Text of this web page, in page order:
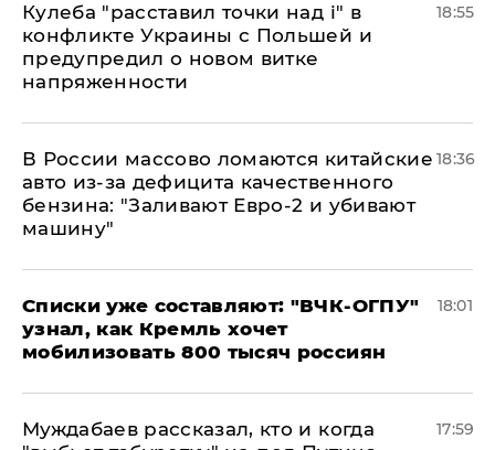
Кулеба "расставил точки над і" в
конфликте Украины с Польшей и
предупредил о новом витке
напряженности
18:55
В России массово ломаются китайские
авто из-за дефицита качественного
бензина: "Заливают Евро-2 и убивают
машину"
18:36
Списки уже составляют: "ВЧК-ОГПУ"
узнал, как Кремль хочет
мобилизовать 800 тысяч россиян
18:01
Муждабаев рассказал, кто и когда
17:59